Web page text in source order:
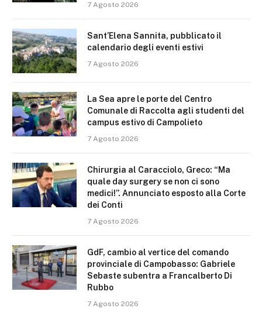
7 Agosto 2026
Sant’Elena Sannita, pubblicato il
calendario degli eventi estivi
7 Agosto 2026
La Sea apre le porte del Centro
Comunale di Raccolta agli studenti del
campus estivo di Campolieto
7 Agosto 2026
Chirurgia al Caracciolo, Greco: “Ma
quale day surgery se non ci sono
medici!”. Annunciato esposto alla Corte
dei Conti
7 Agosto 2026
GdF, cambio al vertice del comando
provinciale di Campobasso: Gabriele
Sebaste subentra a Francalberto Di
Rubbo
7 Agosto 2026